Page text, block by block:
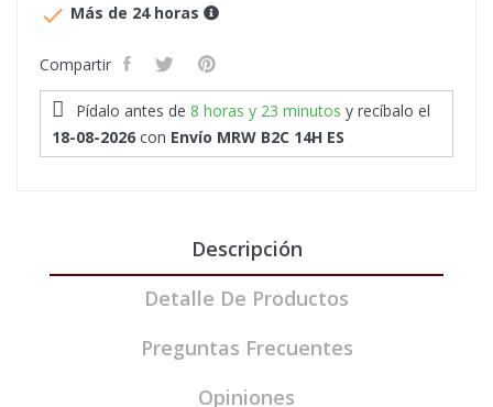
 Más de 24 horas
Compartir
Pídalo antes de 8 horas y 23 minutos y recíbalo el
18-08-2026 con Envío MRW B2C 14H ES
Descripción
Detalle De Productos
Preguntas Frecuentes
Opiniones